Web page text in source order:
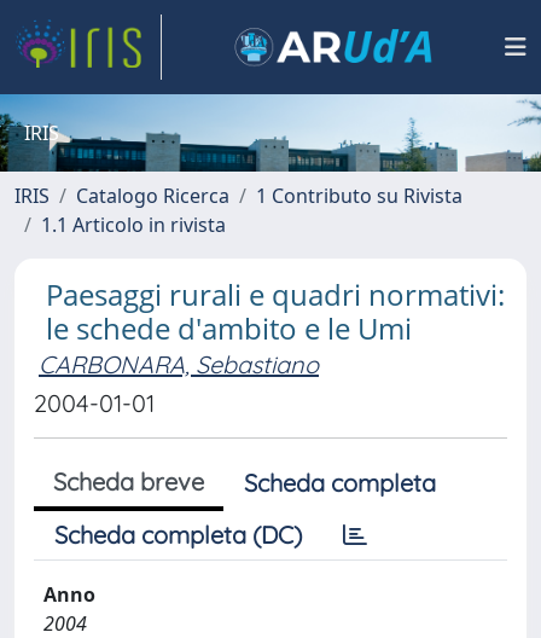
IRIS
IRIS Catalogo Ricerca
1 Contributo su Rivista
1.1 Articolo in rivista
Paesaggi rurali e quadri normativi:
le schede d'ambito e le Umi
CARBONARA, Sebastiano
2004-01-01
Scheda breve
Scheda completa
Scheda completa (DC)
Anno
2004